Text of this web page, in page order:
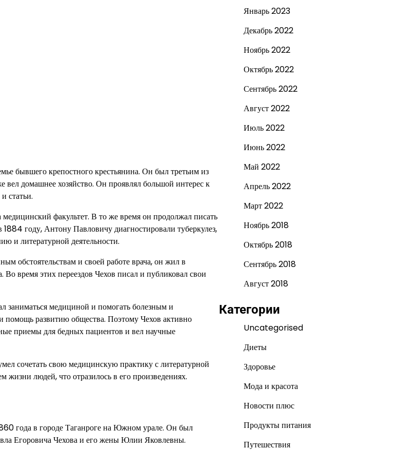
бывшего крепостного крестьянина. Он был третьим из
вел домашнее хозяйство. Он проявлял большой интерес к
статьи.
факультет. В то же время он продолжал писать
году, Антону Павловичу диагностировали туберкулез,
и литературной деятельности.
обстоятельствам и своей работе врача, он жил в
время этих переездов Чехов писал и публиковал свои
заниматься медициной и помогать болезным и
развитию общества. Поэтому Чехов активно
приемы для бедных пациентов и вел научные
сочетать свою медицинскую практику с литературной
людей, что отразилось в его произведениях.
года в городе Таганроге на Южном урале. Он был
Егоровича Чехова и его жены Юлии Яковлевны.
Январь 2023
Декабрь 2022
Ноябрь 2022
Октябрь 2022
Сентябрь 2022
Август 2022
Июль 2022
Июнь 2022
Май 2022
Апрель 2022
Март 2022
Ноябрь 2018
Октябрь 2018
Сентябрь 2018
Август 2018
Категории
Uncategorised
Диеты
Здоровье
Мода и красота
Новости плюс
Продукты питания
Путешествия